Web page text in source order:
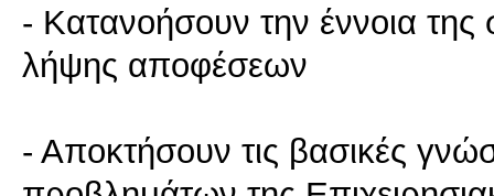
- Κατανοήσουν την έννοια
λήψης αποφέσεων
- Αποκτήσουν τις βασικές